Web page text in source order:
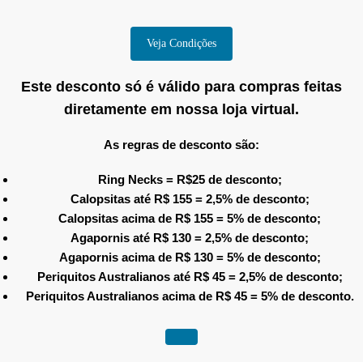
Veja Condições
Este desconto só é válido para compras feitas
diretamente em nossa loja virtual.
As regras de desconto são:
Ring Necks = R$25 de desconto;
Calopsitas até R$ 155 = 2,5% de desconto;
Calopsitas acima de R$ 155 = 5% de desconto;
Agapornis até R$ 130 = 2,5% de desconto;
Agapornis acima de R$ 130 = 5% de desconto;
Periquitos Australianos até R$ 45 = 2,5% de desconto;
Periquitos Australianos acima de R$ 45 = 5% de desconto.